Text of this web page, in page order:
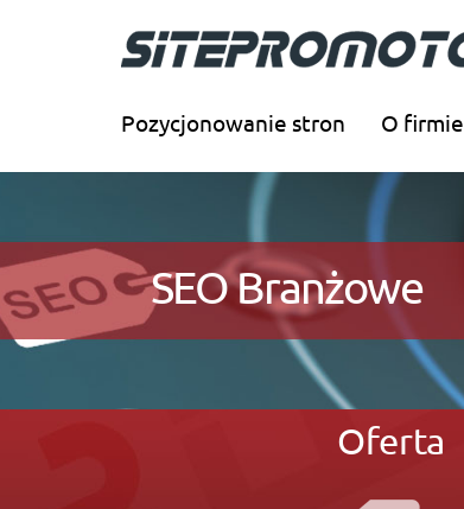
Pozycjonowanie stron O firmie
SEO Branżowe
Oferta